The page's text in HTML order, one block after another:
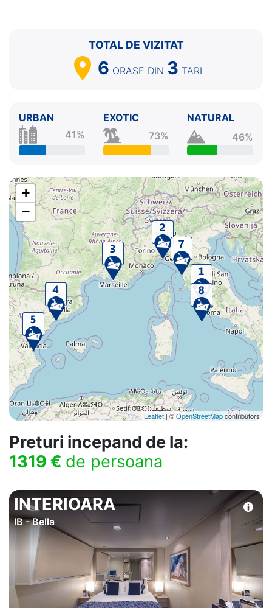
TOTAL DE VIZITAT
6 ORASE DIN 3 TARI
URBAN
41%
EXOTIC
73%
NATURAL
46%
+
−
Leaflet | ©OpenStreetMapcontributors
Preturi incepand de la:
1319 € de persoana
INTERIOARA
IB - Bella